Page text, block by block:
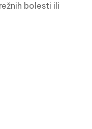
bolesti ili